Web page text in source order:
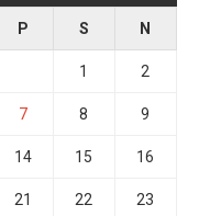
P S N
1 2
7 8 9
14 15 16
21 22 23